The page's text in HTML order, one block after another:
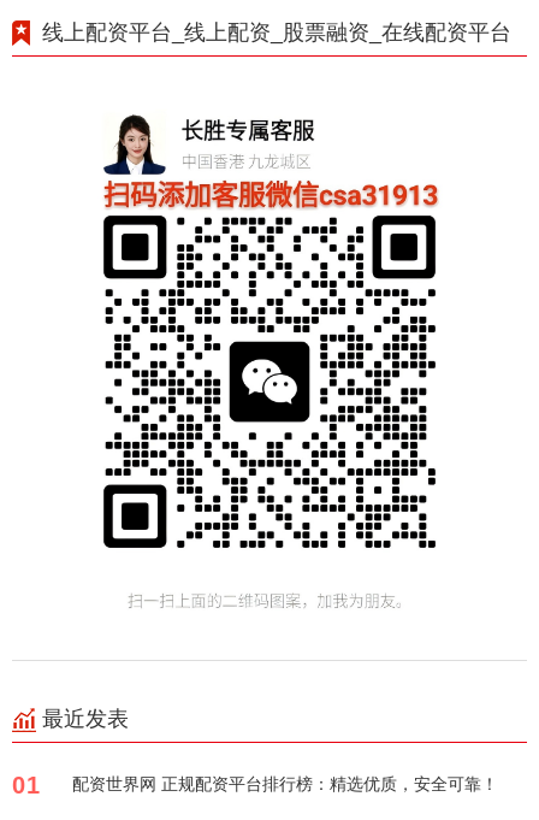
线上配资平台_线上配资_股票融资_在线配资平台
最近发表
01 配资世界网 正规配资平台排行榜：精选优质，安全可靠！